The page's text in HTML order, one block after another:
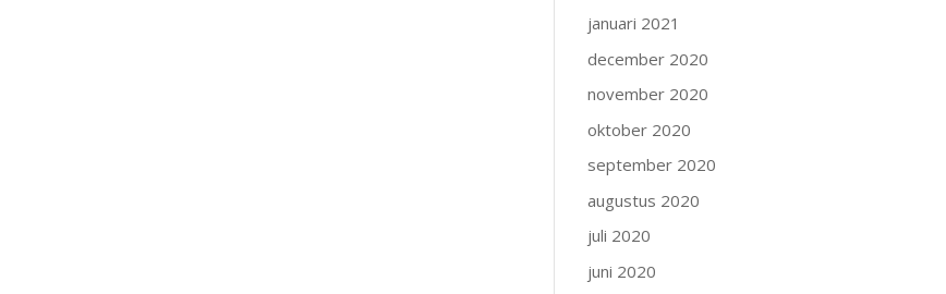
januari 2021
december 2020
november 2020
oktober 2020
september 2020
augustus 2020
juli 2020
juni 2020